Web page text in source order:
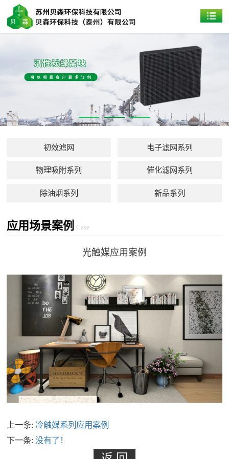
初效滤网 电子滤网系列
物理吸附系列 催化滤网系列
除油烟系列 新品系列
应用场景案例 Case
光触媒应用案例
上一条: 冷触媒系列应用案例
下一条:没有了！